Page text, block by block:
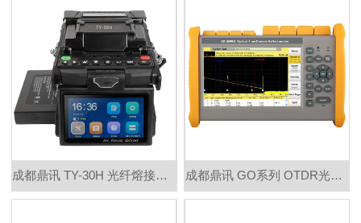
成都鼎讯 TY-30H 光纤熔接机四马达 高性能触摸+按键操作 FTTH优选 成都鼎讯 GO系列 OTDR光时域反射仪 100公里测量 骨干城域光网络施工运维